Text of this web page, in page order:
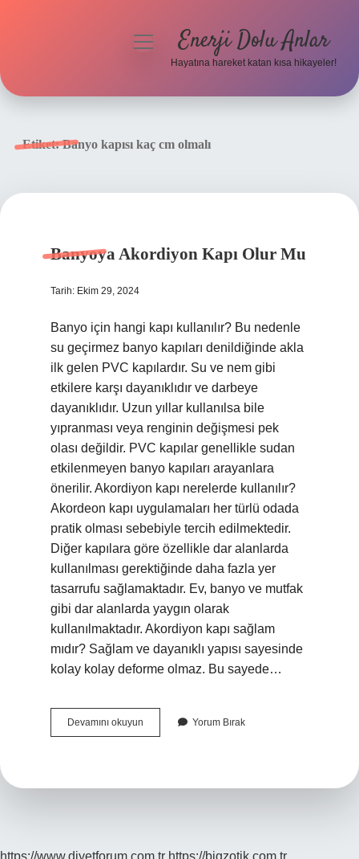
menüyüEnerji Dolu Anlar
Hayatına hareket katan kısa hikayeler!
Etiket:Banyo kapısı kaç cm olmalı
Banyoya Akordiyon Kapı Olur Mu
Tarih: Ekim 29, 2024
Banyo için hangi kapı kullanılır? Bu nedenle
su geçirmez banyo kapıları denildiğinde akla
ilk gelen PVC kapılardır. Su ve nem gibi
etkilere karşı dayanıklıdır ve darbeye
dayanıklıdır. Uzun yıllar kullanılsa bile
yıpranması veya renginin değişmesi pek
olası değildir. PVC kapılar genellikle sudan
etkilenmeyen banyo kapıları arayanlara
önerilir. Akordiyon kapı nerelerde kullanılır?
Akordeon kapı uygulamaları her türlü odada
pratik olması sebebiyle tercih edilmektedir.
Diğer kapılara göre özellikle dar alanlarda
kullanılması gerektiğinde daha fazla yer
tasarrufu sağlamaktadır. Ev, banyo ve mutfak
gibi dar alanlarda yaygın olarak
kullanılmaktadır. Akordiyon kapı sağlam
mıdır? Sağlam ve dayanıklı yapısı sayesinde
kolay kolay deforme olmaz. Bu sayede…
Devamını okuyun Banyoya
Akordiyon
Yorum Bırak
https://www.diyetforum.com.tr https://bigzotik.com.tr